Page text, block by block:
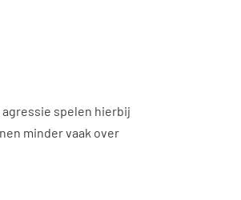
spelen hierbij
minder vaak over